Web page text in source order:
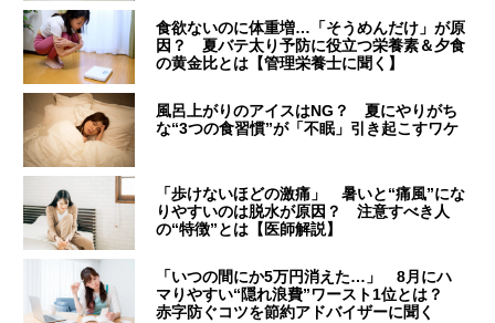
食欲ないのに体重増…「そうめんだけ」が原
因？ 夏バテ太り予防に役立つ栄養素＆夕食
の黄金比とは【管理栄養士に聞く】
風呂上がりのアイスはNG？ 夏にやりがち
な“3つの食習慣”が「不眠」引き起こすワケ
「歩けないほどの激痛」 暑いと“痛風”にな
りやすいのは脱水が原因？ 注意すべき人
の“特徴”とは【医師解説】
「いつの間にか5万円消えた…」 8月にハ
マりやすい“隠れ浪費”ワースト1位とは？
赤字防ぐコツを節約アドバイザーに聞く